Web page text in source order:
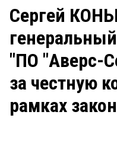
ЗАКОН
НОВОСТИ КОМПАНИЙ
СТИЛЬ ЖИЗНИ
Сергей
"ПО "Аверс-
за честную
рамках